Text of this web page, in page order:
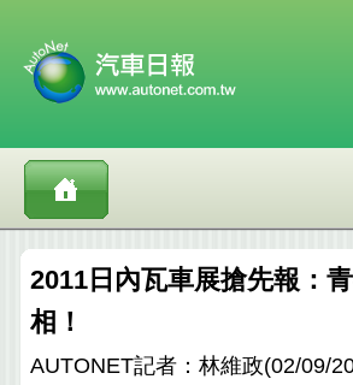
2011日內瓦車展搶先報：
相！
AUTONET記者：林維政(02/09/